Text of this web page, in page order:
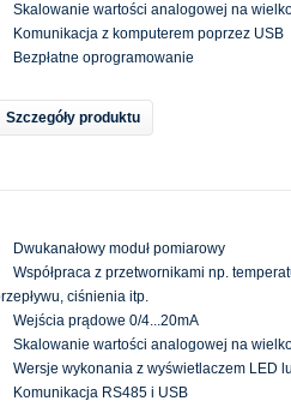
Skalowanie wartości analogowej na
Komunikacja z komputerem poprzez USB
Bezpłatne oprogramowanie
Szczegóły produktu
Dwukanałowy moduł pomiarowy
Współpraca z przetwornikami np.
ciśnienia itp.
Wejścia prądowe 0/4...20mA
Skalowanie wartości analogowej na
Wersje wykonania z wyświetlaczem LED
Komunikacja RS485 i USB